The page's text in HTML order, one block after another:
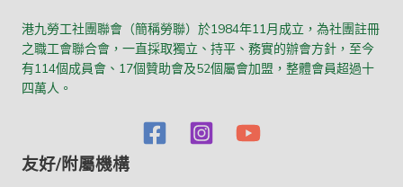
港九勞工社團聯會（簡稱勞聯）於1984年11月成立，為社團註冊
之職工會聯合會，一直採取獨立、持平、務實的辦會方針，至今
有114個成員會、17個贊助會及52個屬會加盟，整體會員超過十
四萬人。
友好/附屬機構